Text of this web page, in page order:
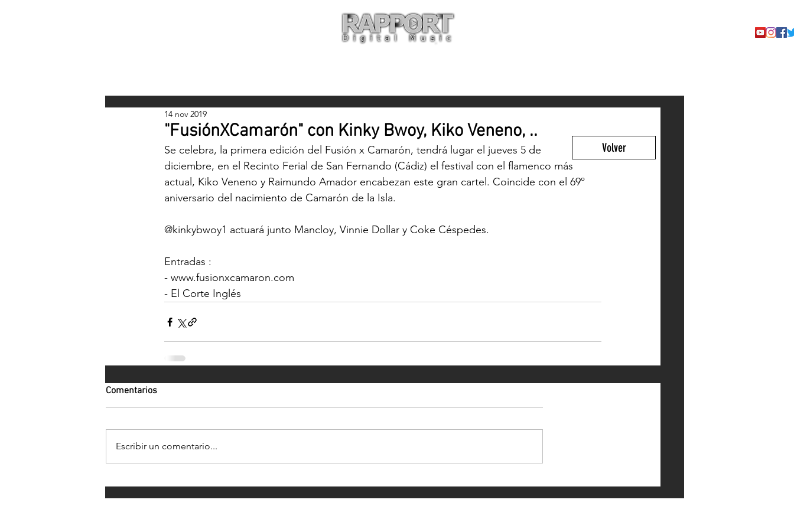
"FusiónXCamarón" con Kinky Bwoy, Kiko Veneno, ..
14 nov 2019
Se celebra, la primera edición del Fusión x Camarón, tendrá lugar el jueves 5 de
diciembre, en el Recinto Ferial de San Fernando (Cádiz) el festival con el flamenco más
actual, Kiko Veneno y Raimundo Amador encabezan este gran cartel. Coincide con el 69º
aniversario del nacimiento de Camarón de la Isla.
@kinkybwoy1 actuará junto Mancloy, Vinnie Dollar y Coke Céspedes.
Entradas :
- www.fusionxcamaron.com
- El Corte Inglés
Comentarios
Escribir un comentario...
Volver